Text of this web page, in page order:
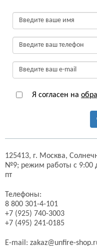
Я согласен на
125413, г. Москва,
№9; режим работы с 9:00
пт
Телефоны:
8 800 301-4-101
+7 (925) 740-3003
+7 (495) 241-0185
E-mail: zakaz@unfire-